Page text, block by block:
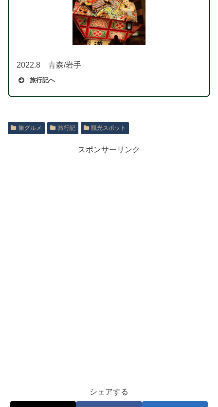
2022.8 青森/岩手
旅行記へ
旅グルメ 旅行記 観光スポット
スポンサーリンク
シェアする